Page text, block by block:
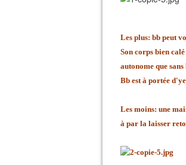
Les plus: bb peut
Son corps bien
autonome que
Bb est à portée
Les moins: une
à par la laisser